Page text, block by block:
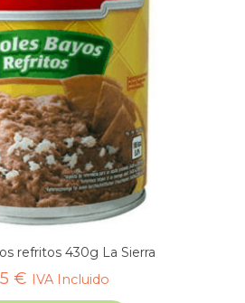
refritos 430g La Sierra
€ IVA Incluido